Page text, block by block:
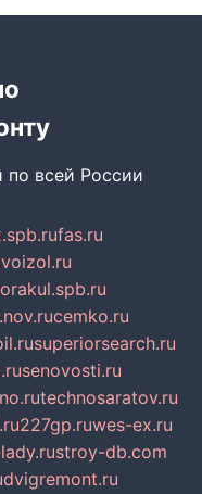
по всей России
fas.ru
orakul.spb.ru
cemko.ru
superiorsearch.ru
senovosti.ru
technosaratov.ru
227gp.ruwes-ex.ru
stroy-db.com
dvigremont.ru